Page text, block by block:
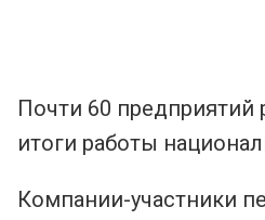
Почти 60
итоги работы
Компании-участники